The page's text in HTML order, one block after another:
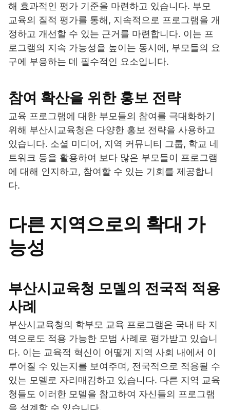
해 효과적인 평가 기준을 마련하고 있습니다. 부모
교육의 질적 평가를 통해, 지속적으로 프로그램을 개
정하고 개선할 수 있는 근거를 마련합니다. 이는 프
로그램의 지속 가능성을 높이는 동시에, 부모들의 요
구에 부응하는 데 필수적인 요소입니다.
참여 확산을 위한 홍보 전략
교육 프로그램에 대한 부모들의 참여를 극대화하기
위해 부산시교육청은 다양한 홍보 전략을 사용하고
있습니다. 소셜 미디어, 지역 커뮤니티 그룹, 학교 네
트워크 등을 활용하여 보다 많은 부모들이 프로그램
에 대해 인지하고, 참여할 수 있는 기회를 제공합니
다.
다른 지역으로의 확대 가
능성
부산시교육청 모델의 전국적 적용
사례
부산시교육청의 학부모 교육 프로그램은 국내 타 지
역으로도 적용 가능한 모범 사례로 평가받고 있습니
다. 이는 교육적 혁신이 어떻게 지역 사회 내에서 이
루어질 수 있는지를 보여주며, 전국적으로 적용될 수
있는 모델로 자리매김하고 있습니다. 다른 지역 교육
청들도 이러한 모델을 참고하여 자신들의 프로그램
을 설계할 수 있습니다.